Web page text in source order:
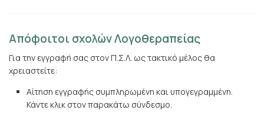
Απόφοιτοι σχολών Λογοθεραπείας
Για την εγγραφή σας στον Π.Σ.Λ. ως τακτικό μέλος θα
χρειαστείτε:
Αίτηση εγγραφής συμπληρωμένη και υπογεγραμμένη.
Κάντε κλικ στον παρακάτω σύνδεσμο.